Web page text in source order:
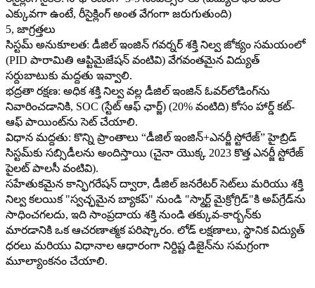
ఎక్కువగా ఉంటే, రీసైక్లింగ్ అంత వేగంగా జరుగుతుంది)
5, జాగ్రత్తలు
సిస్టమ్ అనుకూలత: డీజిల్ ఇంజిన్ గవర్నర్ శక్తి నిల్వ జోక్యం సమయంలో
(PID పారామితి ఆప్టిమైజేషన్ వంటివి) వేగవంతమైన విద్యుత్
సర్దుబాటుకు మద్దతు ఇవ్వాలి.
భద్రతా రక్షణ: అధిక శక్తి నిల్వ వల్ల డీజిల్ ఇంజిన్ ఓవర్‌లోడింగ్‌ను
నివారించడానికి, SOC (స్టేట్ ఆఫ్ ఛార్జ్) (20% వంటిది) కోసం హార్డ్ కట్-
ఆఫ్ పాయింట్‌ను సెట్ చేయాలి.
విధాన మద్దతు: కొన్ని ప్రాంతాలు “డీజిల్ ఇంజిన్+ఎనర్జీ స్టోరేజ్” హైబ్రిడ్
సిస్టమ్‌కు సబ్సిడీలను అందిస్తాయి (చైనా యొక్క 2023 కొత్త ఎనర్జీ స్టోరేజ్
పైలట్ పాలసీ వంటివి).
సహేతుకమైన కాన్ఫిగరేషన్ ద్వారా, డీజిల్ జనరేటర్ సెట్‌లు మరియు శక్తి
నిల్వ కలయిక "స్వచ్ఛమైన బ్యాకప్" నుండి "స్మార్ట్ మైక్రోగ్రిడ్"కి అప్‌గ్రేడ్‌ను
సాధించగలదు, ఇది సాంప్రదాయ శక్తి నుండి తక్కువ-కార్బన్‌కు
మారడానికి ఒక ఆచరణాత్మక పరిష్కారం. లోడ్ లక్షణాలు, స్థానిక విద్యుత్
ధరలు మరియు విధానాల ఆధారంగా నిర్దిష్ట డిజైన్‌ను సమగ్రంగా
మూల్యాంకనం చేయాలి.